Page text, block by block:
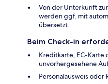
Von der Unterkunft
werden ggf. mit
übersetzt.
Beim Check-in
Kreditkarte, EC-Karte
unvorhergesehene
Personalausweis oder